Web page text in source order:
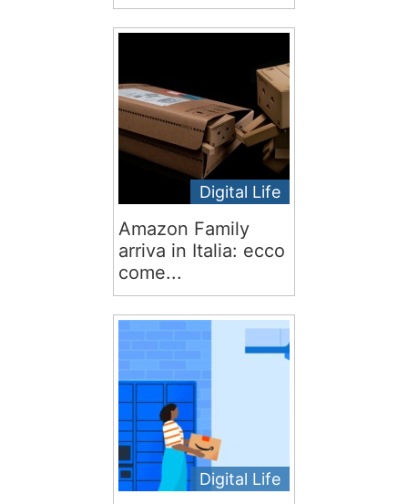
Digital Life
Amazon Family
arriva in Italia: ecco
come...
Digital Life